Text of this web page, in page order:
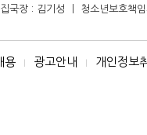
집국장 : 김기성 ㅣ 청소년보호
용 I 광고안내 I 개인정보